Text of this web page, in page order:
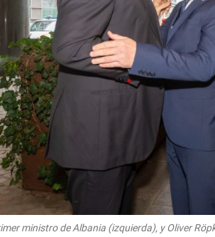
ministro de Albania (izquierda), y Oliver